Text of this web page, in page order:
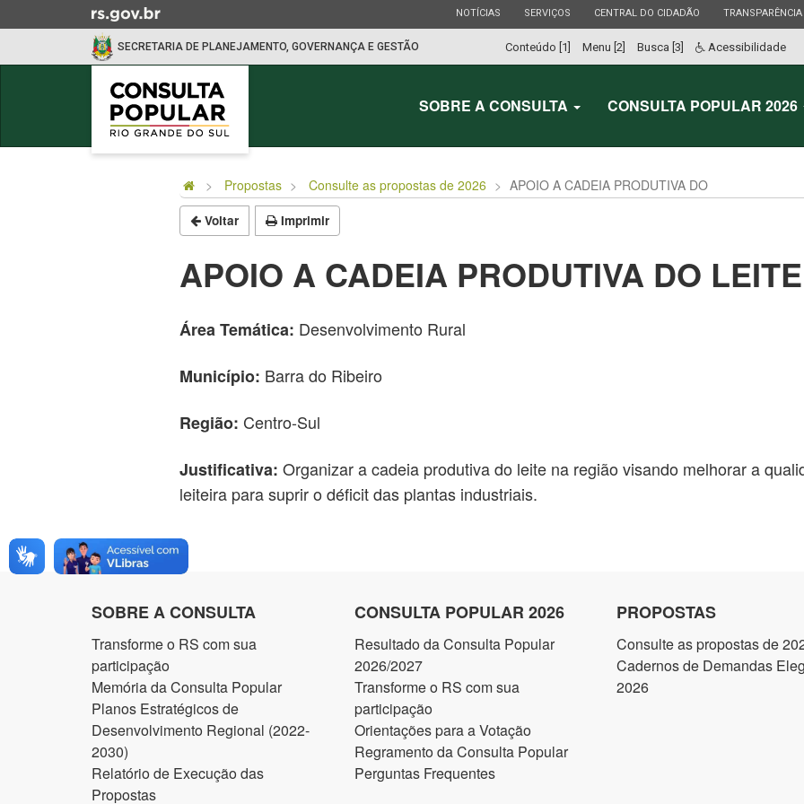
para
ESTADO
NOTÍCIAS ESTADO
SERVIÇOS ESTADO
CENTRAL DO CIDADÃO ESTADO
TRANSPARÊNCIA
SECRETARIA DE PLANEJAMENTO, GOVERNANÇA E GESTÃO Conteúdo [1] Menu [2] Busca [3] Acessibilidade
SOBRE A CONSULTA CONSULTA POPULAR 2026
Propostas Consulte as propostas de 2026 APOIO A CADEIA PRODUTIVA DO
Voltar Imprimir
APOIO A CADEIA PRODUTIVA DO LEITE
Área Temática: Desenvolvimento Rural
Município: Barra do Ribeiro
Região: Centro-Sul
Justificativa: Organizar a cadeia produtiva do leite na região visando melhorar a
leiteira para suprir o déficit das plantas industriais.
SOBRE A CONSULTA
Transforme o RS com sua
participação
Memória da Consulta Popular
Planos Estratégicos de
Desenvolvimento Regional (2022-
2030)
Relatório de Execução das
Propostas
CONSULTA POPULAR 2026
Resultado da Consulta Popular
2026/2027
Transforme o RS com sua
participação
Orientações para a Votação
Regramento da Consulta Popular
Perguntas Frequentes
PROPOSTAS
Consulte as propostas de
Cadernos de Demandas
2026